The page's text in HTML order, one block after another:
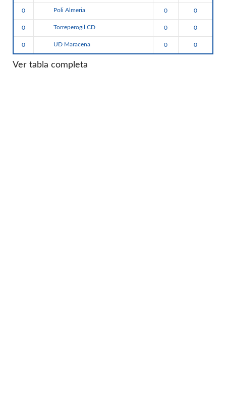
0 Poli Almeria 0 0
0 Torreperogil CD 0 0
0 UD Maracena 0 0
Ver tabla completa